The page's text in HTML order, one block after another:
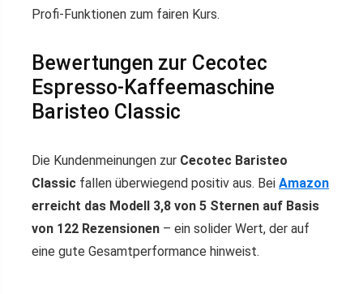
Profi-Funktionen zum fairen Kurs.
Bewertungen zur Cecotec
Espresso-Kaffeemaschine
Baristeo Classic
Die Kundenmeinungen zur Cecotec Baristeo
Classic fallen überwiegend positiv aus. Bei Amazon
erreicht das Modell 3,8 von 5 Sternen auf Basis
von 122 Rezensionen – ein solider Wert, der auf
eine gute Gesamtperformance hinweist.